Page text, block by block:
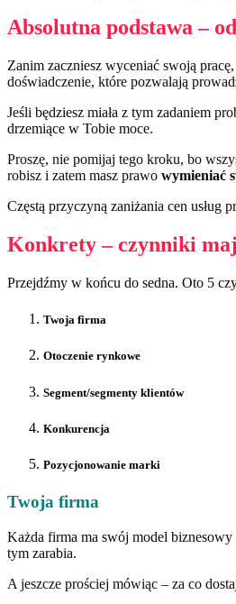
Absolutna podstawa –
Zanim zaczniesz wyceniać swoją
doświadczenie, które pozwalają
Jeśli będziesz miała z tym zadaniem
drzemiące w Tobie moce.
Proszę, nie pomijaj tego kroku, bo
robisz i zatem masz prawo wymieniać
Częstą przyczyną zaniżania cen usług
Konkrety – czynniki
Przejdźmy w końcu do sedna. Oto 5
Twoja firma
Otoczenie rynkowe
Segment/segmenty klientów
Konkurencja
Pozycjonowanie marki
Twoja firma
Każda firma ma swój model
tym zarabia.
A jeszcze prościej mówiąc – za co